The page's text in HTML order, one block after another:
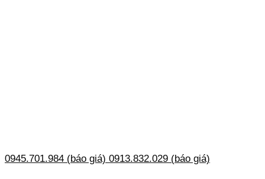
0945.701.984 (báo giá) 0913.832.029 (báo giá)